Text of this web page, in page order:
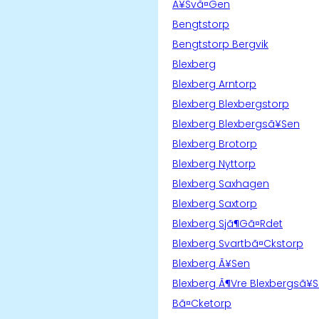
Ã¥Svã¤Gen
Bengtstorp
Bengtstorp Bergvik
Blexberg
Blexberg Arntorp
Blexberg Blexbergstorp
Blexberg Blexbergsã¥Sen
Blexberg Brotorp
Blexberg Nyttorp
Blexberg Saxhagen
Blexberg Saxtorp
Blexberg Sjã¶Gã¤Rdet
Blexberg Svartbã¤Ckstorp
Blexberg Ã¥Sen
Blexberg Ã¶Vre
Bã¤Cketorp